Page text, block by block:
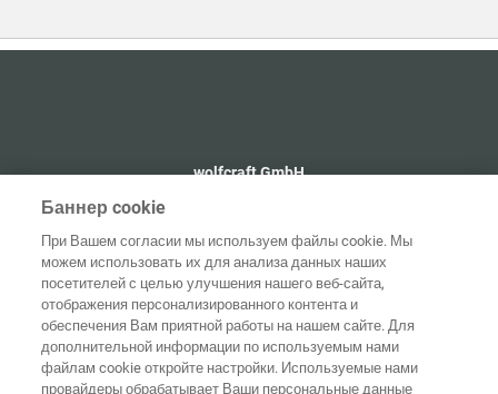
wolfcraft GmbH
Wolffstraße 1
56746 Kempenich
Баннер cookie
При Вашем согласии мы используем файлы cookie. Мы
можем использовать их для анализа данных наших
посетителей с целью улучшения нашего веб-сайта,
отображения персонализированного контента и
обеспечения Вам приятной работы на нашем сайте. Для
дополнительной информации по используемым нами
файлам cookie откройте настройки. Используемые нами
провайдеры обрабатывает Ваши персональные данные